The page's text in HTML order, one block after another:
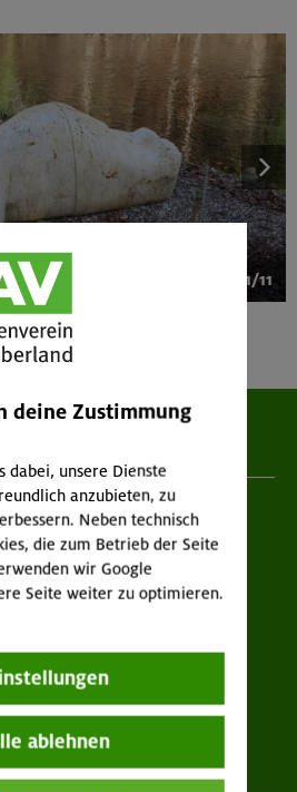
1/11
deine Zustimmung
dabei, unsere Dienste
anzubieten, zu
Neben technisch
die zum Betrieb der Seite
wir Google
Seite weiter zu optimieren.
ablehnen